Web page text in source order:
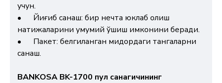
учун.
•
Йиғиб санаш: бир нечта юклаб олиш
натижаларини умумий қўшиш имконини беради.
•
Пакет: белгиланган миқдордаги тангаларни
санаш.
BANKOSA BK-1700 пул санагичининг